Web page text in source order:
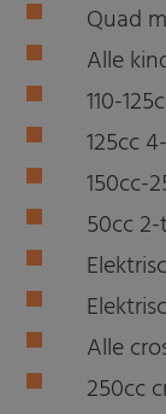
Quad
Alle
110-
125cc
150cc-
50cc
Alle
250cc